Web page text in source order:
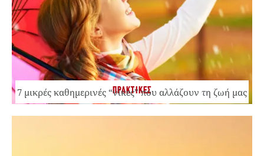
ΠΡΑΚΤΙΚΕΣ
7 μικρές καθημερινές “νίκες” που αλλάζουν τη ζωή μας